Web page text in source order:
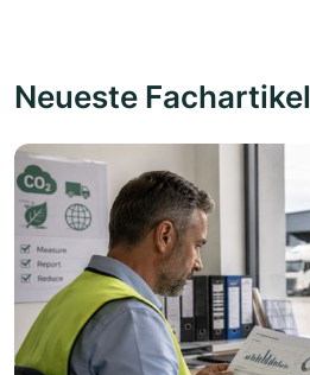
Neueste Fachartikel